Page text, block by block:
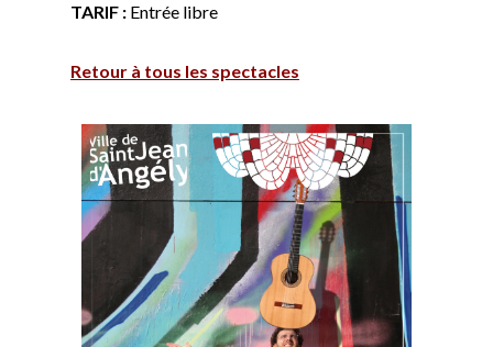
TARIF : Entrée libre
Retour à tous les spectacles